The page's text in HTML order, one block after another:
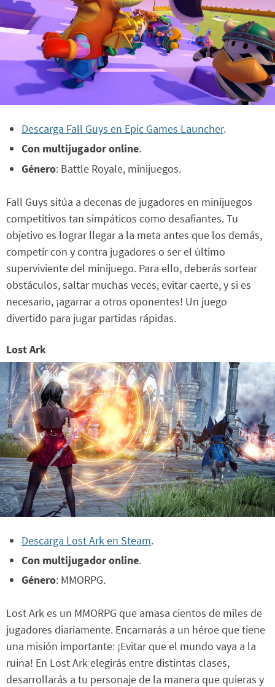
Descarga Fall Guys en Epic Games Launcher.
Con multijugador online.
Género: Battle Royale, minijuegos.
Fall Guys sitúa a decenas de jugadores en minijuegos
competitivos tan simpáticos como desafiantes. Tu
objetivo es lograr llegar a la meta antes que los demás,
competir con y contra jugadores o ser el último
superviviente del minijuego. Para ello, deberás sortear
obstáculos, saltar muchas veces, evitar caerte, y si es
necesario, ¡agarrar a otros oponentes! Un juego
divertido para jugar partidas rápidas.
Lost Ark
Descarga Lost Ark en Steam.
Con multijugador online.
Género: MMORPG.
Lost Ark es un MMORPG que amasa cientos de miles de
jugadores diariamente. Encarnarás a un héroe que tiene
una misión importante: ¡Evitar que el mundo vaya a la
ruina! En Lost Ark elegirás entre distintas clases,
desarrollarás a tu personaje de la manera que quieras y